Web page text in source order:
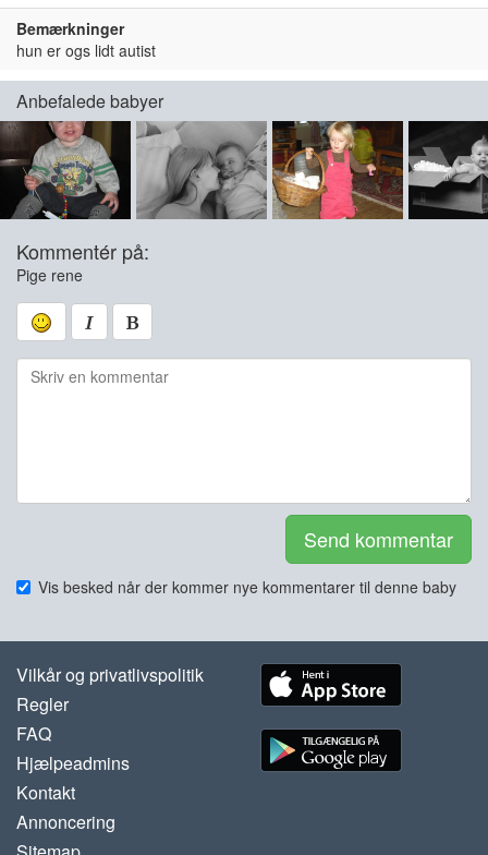
Bemærkninger
hun er ogs lidt autist
Anbefalede babyer
Kommentér på:
Pige rene
Send kommentar
Vis besked når der kommer nye kommentarer til denne baby
Vilkår og privatlivspolitik
Regler
FAQ
Hjælpeadmins
Kontakt
Annoncering